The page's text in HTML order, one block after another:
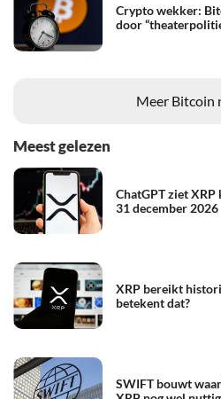
Crypto wekker:
door
Meer Bitcoin
Meest gelezen
ChatGPT ziet
31 december 2026
XRP bereikt
betekent dat?
SWIFT bouwt